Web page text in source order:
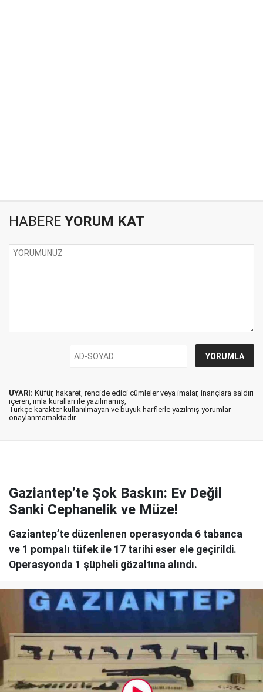
HABERE YORUM KAT
UYARI: Küfür, hakaret, rencide edici cümleler veya imalar, inançlara saldırı
içeren, imla kuralları ile yazılmamış,
Türkçe karakter kullanılmayan ve büyük harflerle yazılmış yorumlar
onaylanmamaktadır.
Gaziantep’te Şok Baskın: Ev Değil
Sanki Cephanelik ve Müze!
Gaziantep’te düzenlenen operasyonda 6 tabanca
ve 1 pompalı tüfek ile 17 tarihi eser ele geçirildi.
Operasyonda 1 şüpheli gözaltına alındı.